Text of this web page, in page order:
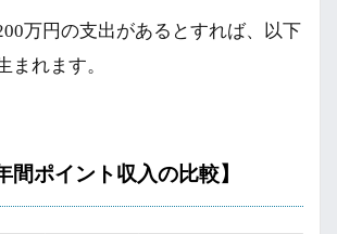
万円の支出があるとすれば、以下
まれます。
間ポイント収入の比較】